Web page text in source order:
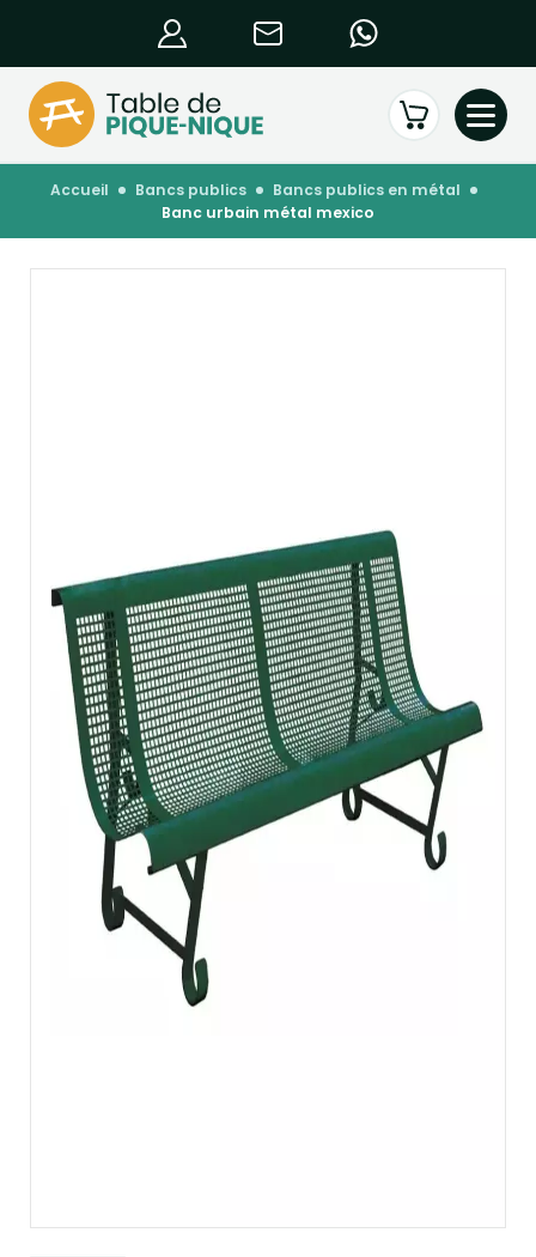
accueil bancs publics
bancs publics en métal
banc urbain métal mexico